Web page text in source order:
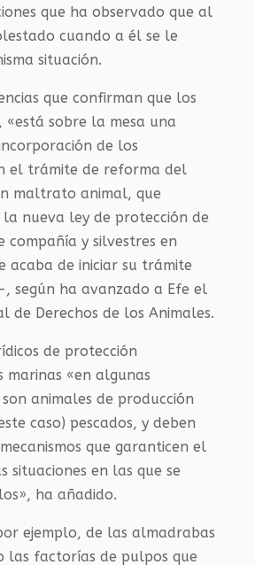
que ha observado que al
cuando a él se le
situación.
que confirman que los
«está sobre la mesa una
de los
el trámite de reforma del
maltrato animal, que
nueva ley de protección de
compañía y silvestres en
acaba de iniciar su trámite
según ha avanzado a Efe el
de Derechos de los Animales.
de protección
marinas «en algunas
animales de producción
caso) pescados, y deben
que garanticen el
situaciones en las que se
ha añadido.
ejemplo, de las almadrabas
las factorías de pulpos que